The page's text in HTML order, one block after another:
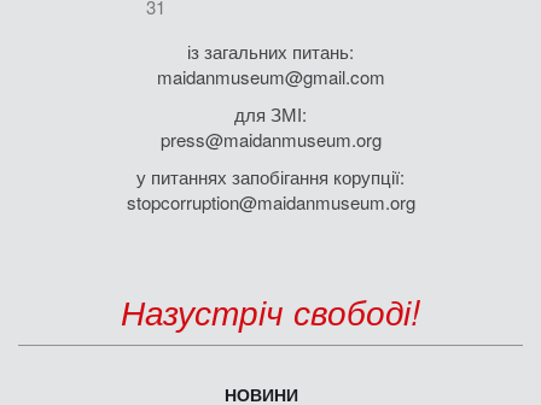
31
із загальних питань:
maidanmuseum@gmail.com
для ЗМІ:
press@maidanmuseum.org
у питаннях запобігання корупції:
stopcorruption@maidanmuseum.org
Назустріч свободі!
НОВИНИ